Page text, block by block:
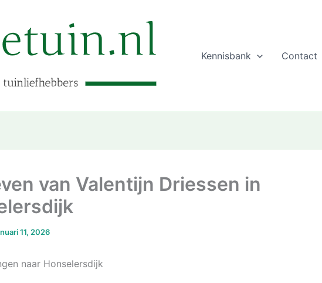
Kennisbank Contact
van Valentijn Driessen in
11, 2026
naar Honselersdijk